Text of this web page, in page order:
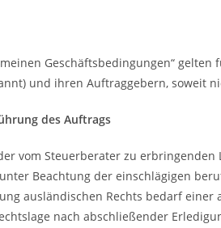
Geschäftsbedingungen“
und ihren Auftraggebern, soweit
des Auftrags
vom Steuerberater zu
Beachtung der einschlägigen
ausländischen Rechts bedarf
nach abschließender